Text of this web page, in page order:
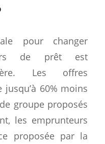
pour changer
de prêt est
Les offres
60% moins
groupe proposés
les emprunteurs
proposée par la